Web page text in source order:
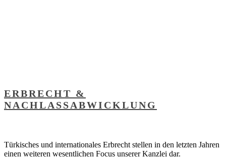
ERBRECHT &
NACHLASSABWICKLUNG
Türkisches und internationales Erbrecht stellen in den letzten Jahren
einen weiteren wesentlichen Focus unserer Kanzlei dar.